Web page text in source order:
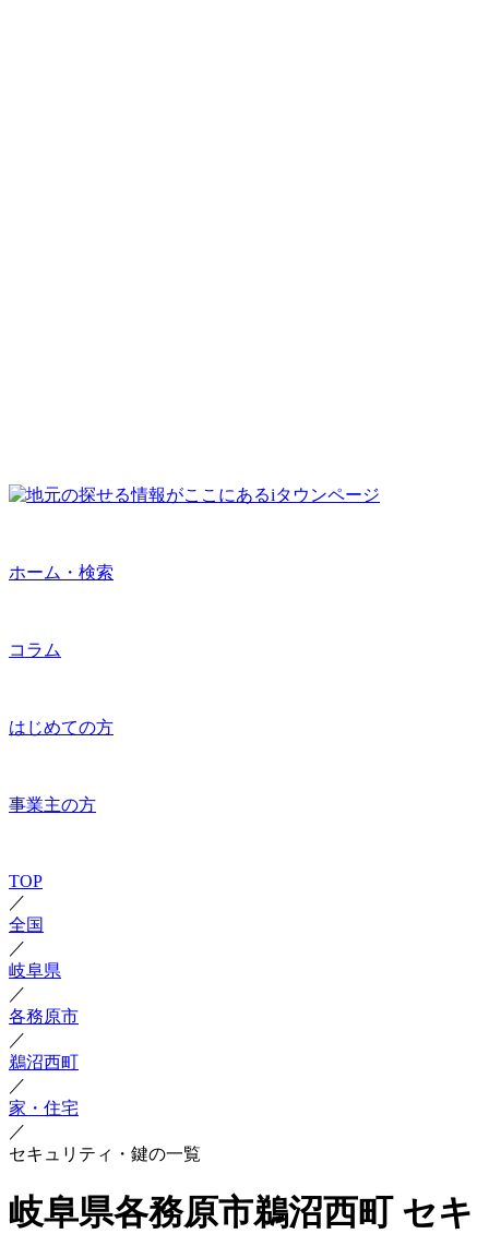
ホーム・検索
コラム
はじめての方
事業主の方
TOP
／
全国
／
岐阜県
／
各務原市
／
鵜沼西町
／
家・住宅
／
セキュリティ・鍵の一覧
岐阜県各務原市鵜沼西町 セキ